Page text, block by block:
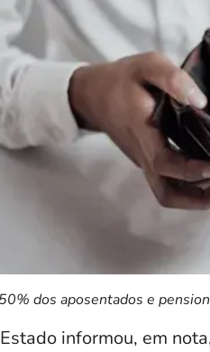
dos aposentados e
informou, em